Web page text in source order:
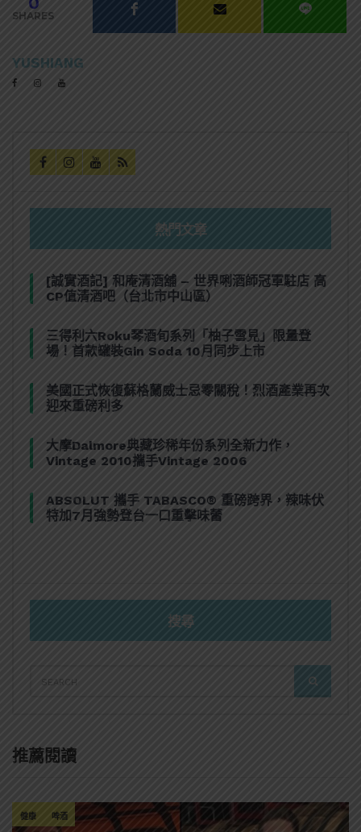
SHARES
YUSHIANG
熱門文章
[誠實酒記] 和庵清酒舖 – 世界唎酒師冠軍駐店 高
CP值清酒吧（台北市中山區）
三得利六Roku琴酒旬系列「柚子雪見」限量登
場！首款罐裝Gin Soda 10月同步上市
美國正式恢復蘇格蘭威士忌零關稅！烈酒產業再次
迎來重磅利多
大摩Dalmore典藏珍稀年份系列全新力作，
Vintage 2010攜手Vintage 2006
ABSOLUT 攜手 TABASCO® 重磅跨界，辣味伏
特加7月強勢登台一口重擊味蕾
搜尋
FOR:
推薦閱讀
健康 啤酒